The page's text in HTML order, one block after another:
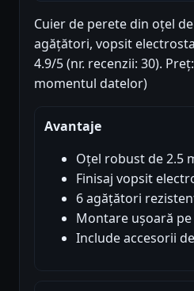
Cuier de perete din oțel
agățători, vopsit
4.9/5 (nr. recenzii: 30).
momentul datelor)
Avantaje
Oțel robust de 2.5
Finisaj vopsit
6 agățători
Montare ușoară
Include accesorii